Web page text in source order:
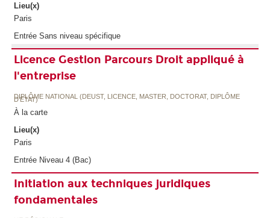
Lieu(x)
Paris
Entrée Sans niveau spécifique
Licence Gestion Parcours Droit appliqué à
l'entreprise
DIPLÔME NATIONAL (DEUST, LICENCE, MASTER, DOCTORAT, DIPLÔME
D'ETAT)
À la carte
Lieu(x)
Paris
Entrée Niveau 4 (Bac)
Initiation aux techniques juridiques
fondamentales